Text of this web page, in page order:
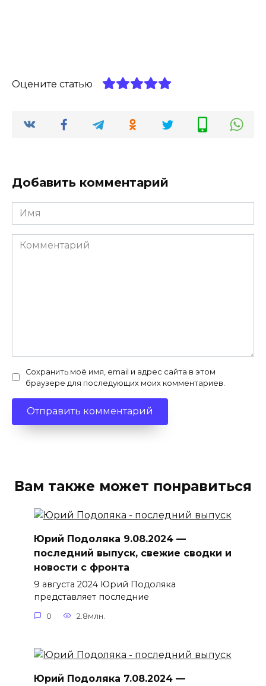
Оцените статью
Добавить комментарий
Имя
*
Комментарий
Сохранить моё имя, email и адрес сайта в этом
браузере для последующих моих комментариев.
Вам также может понравиться
Юрий Подоляка 9.08.2024 —
последний выпуск, свежие сводки и
новости с фронта
9 августа 2024 Юрий Подоляка
представляет последние
0 2.8млн.
Юрий Подоляка 7.08.2024 —